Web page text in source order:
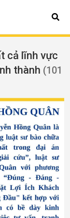
cả lĩnh vực
thành (101